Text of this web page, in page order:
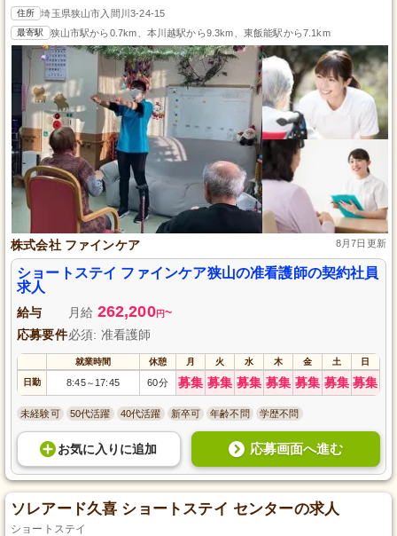
住所 埼玉県狭山市入間川3-24-15
最寄駅 狭山市駅から0.7km、本川越駅から9.3km、東飯能駅から7.1km
株式会社 ファインケア 8月7日更新
ショートステイ ファインケア狭山の准看護師の契約社員
求人
給与 月給 262,200円~
応募要件必須: 准看護師
就業時間 休憩 月 火 水 木 金 土 日
日勤 8:45～ 17:45 60分 募集 募集 募集 募集 募集 募集 募集
未経験可 50代活躍 40代活躍 新卒可 年齢不問 学歴不問
お気に入り に追加 応募画面へ進む
ソレアード久喜 ショートステイ センターの求人
ショートステイ